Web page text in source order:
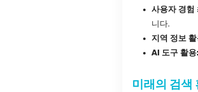
사용자 경험
니다.
지역 정보
AI 도구 활용:
미래의 검색